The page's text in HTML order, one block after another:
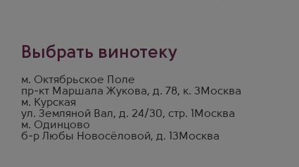
Выбрать винотеку
м. Октябрьское Поле
пр-кт Маршала Жукова, д. 78, к. 3 Москва
м. Курская
ул. Земляной Вал, д. 24/30, стр. 1
Москва
м. Одинцово
б-р Любы Новосёловой, д. 13 Москва